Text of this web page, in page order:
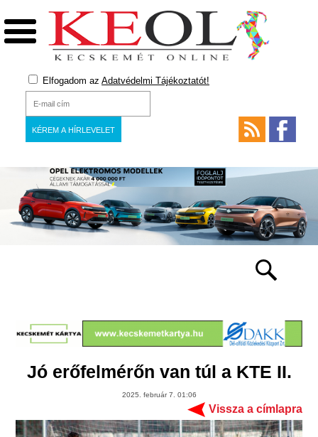
Elfogadom az Adatvédelmi Tájékoztatót!
Jó erőfelmérőn van túl a KTE II.
2025. február 7. 01:06
Vissza a címlapra